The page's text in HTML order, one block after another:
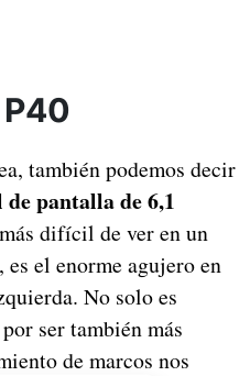
también podemos decir
pantalla de 6,1
difícil de ver en un
es el enorme agujero en
No solo es
ser también más
de marcos nos